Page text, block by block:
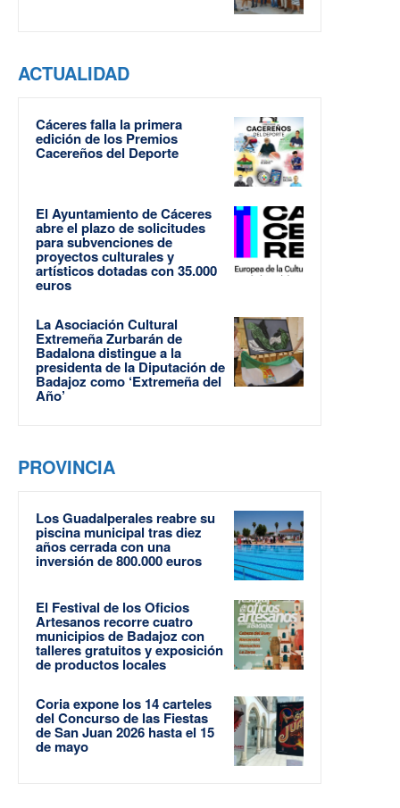
ACTUALIDAD
Cáceres falla la primera
edición de los Premios
Cacereños del Deporte
El Ayuntamiento de Cáceres
abre el plazo de solicitudes
para subvenciones de
proyectos culturales y
artísticos dotadas con 35.000
euros
La Asociación Cultural
Extremeña Zurbarán de
Badalona distingue a la
presidenta de la Diputación de
Badajoz como ‘Extremeña del
Año’
PROVINCIA
Los Guadalperales reabre su
piscina municipal tras diez
años cerrada con una
inversión de 800.000 euros
El Festival de los Oficios
Artesanos recorre cuatro
municipios de Badajoz con
talleres gratuitos y exposición
de productos locales
Coria expone los 14 carteles
del Concurso de las Fiestas
de San Juan 2026 hasta el 15
de mayo